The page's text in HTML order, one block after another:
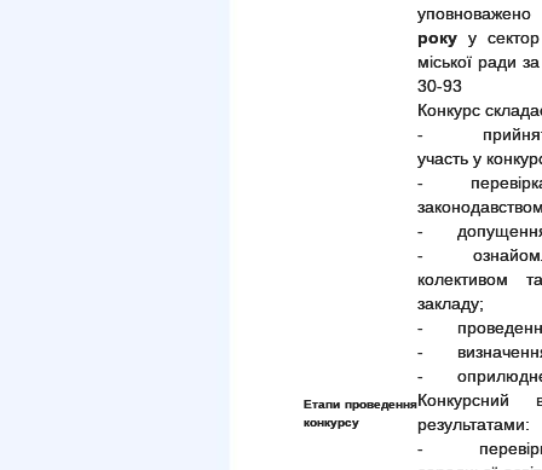
року у сектор
міської ради
30-93
Етапи проведення
конкурсу
Конкурс
- прийняття
участь у
- перевірка
- допущення
-
колективом
закладу;
- проведення
- визначення
-
Конкурсний
результатами:
- перевірки